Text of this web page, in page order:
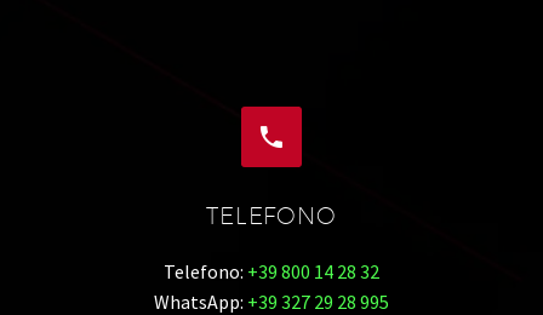


TELEFONO
Telefono: +39 800 14 28 32
WhatsApp: +39 327 29 28 995